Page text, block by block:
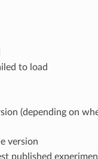
to load
(depending on
version
published